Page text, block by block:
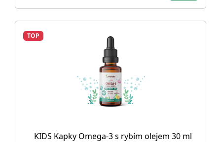
TOP
KIDS Kapky Omega-3 s rybím olejem 30 ml